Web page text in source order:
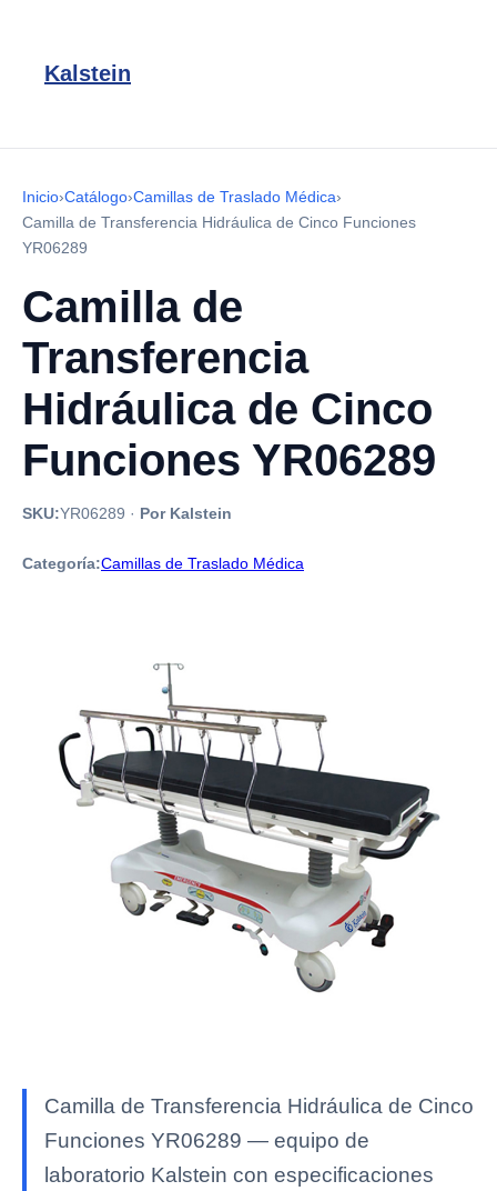
Kalstein
Inicio›Catálogo›Camillas de Traslado Médica›
Camilla de Transferencia Hidráulica de Cinco Funciones
YR06289
Camilla de
Transferencia
Hidráulica de Cinco
Funciones YR06289
SKU:YR06289 · Por Kalstein
Categoría:Camillas de Traslado Médica
Camilla de Transferencia Hidráulica de Cinco
Funciones YR06289 — equipo de
laboratorio Kalstein con especificaciones